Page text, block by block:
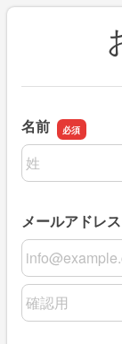
名前
名前の姓
メールアドレス
メールアドレス
メールアドレス